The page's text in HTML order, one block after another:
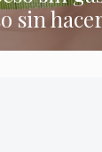
sin